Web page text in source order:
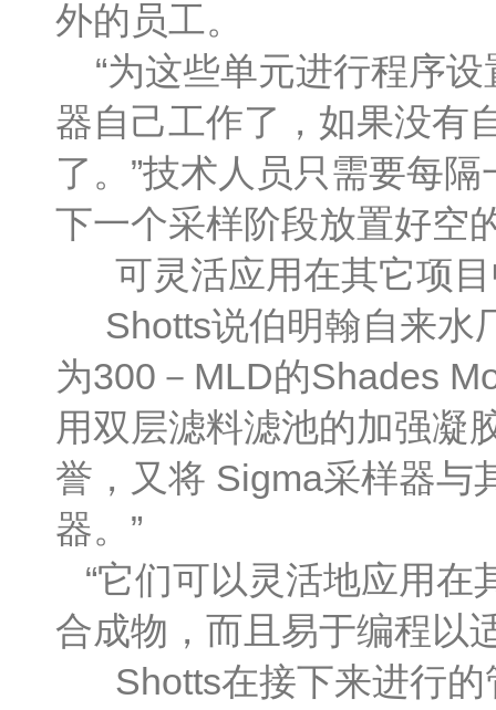
外的员工。
“为这些单元进行程序设
器自己工作了，如果没有
了。”技术人员只需要每
下一个采样阶段放置好空
可灵活应用在其它项
Shotts说伯明翰自来水
为300－MLD的Shades
用双层滤料滤池的加强凝
誉，又将 Sigma采样器与
器。”
“它们可以灵活地应用在
合成物，而且易于编程以
Shotts在接下来进行的